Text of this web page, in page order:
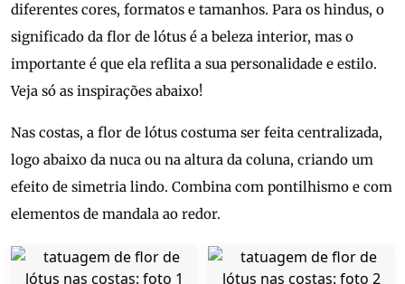
diferentes cores, formatos e tamanhos. Para os hindus, o
significado da flor de lótus é a beleza interior, mas o
importante é que ela reflita a sua personalidade e estilo.
Veja só as inspirações abaixo!
Nas costas, a flor de lótus costuma ser feita centralizada,
logo abaixo da nuca ou na altura da coluna, criando um
efeito de simetria lindo. Combina com pontilhismo e com
elementos de mandala ao redor.